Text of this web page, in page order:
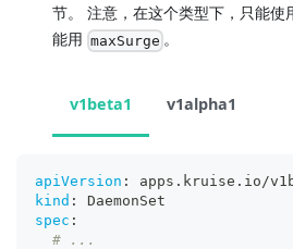
节。 注意，在这个类型下，只能使
能用 maxSurge 。
v1beta1 v1alpha1
apiVersion :
apps.kruise.io/
kind :
DaemonSet
spec :
# ...